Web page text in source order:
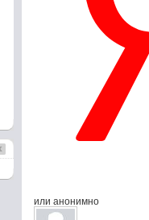
или анонимно